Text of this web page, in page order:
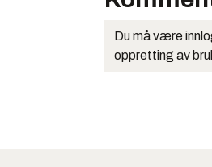
Du må være
oppretting av